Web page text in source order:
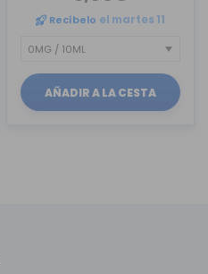
Recíbelo el martes 11
AÑADIR A LA CESTA